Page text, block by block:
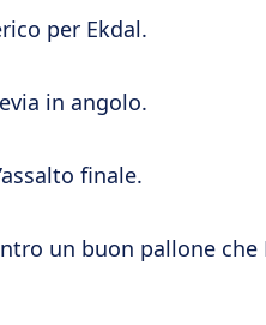
per Ekdal.
in angolo.
finale.
un buon pallone